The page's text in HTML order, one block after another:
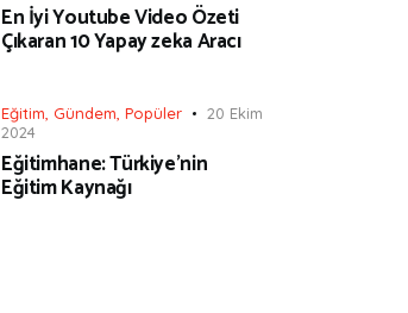
En İyi Youtube Video Özeti
Çıkaran 10 Yapay zeka Aracı
Eğitim Gündem Popüler
20 Ekim
2024
Eğitimhane: Türkiye’nin
Eğitim Kaynağı